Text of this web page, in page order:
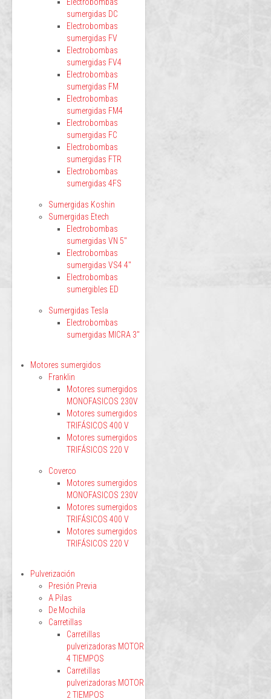
sumergidas DC
Electrobombas
sumergidas FV
Electrobombas
sumergidas FV4
Electrobombas
sumergidas FM
Electrobombas
sumergidas FM4
Electrobombas
sumergidas FC
Electrobombas
sumergidas FTR
Electrobombas
sumergidas 4FS
Sumergidas Koshin
Sumergidas Etech
Electrobombas
sumergidas VN 5"
Electrobombas
sumergidas VS4 4"
Electrobombas
sumergibles ED
Sumergidas Tesla
Electrobombas
sumergidas MICRA 3"
Motores sumergidos
Franklin
Motores sumergidos
MONOFASICOS 230V
Motores sumergidos
TRIFÁSICOS 400 V
Motores sumergidos
TRIFÁSICOS 220 V
Coverco
Motores sumergidos
MONOFASICOS 230V
Motores sumergidos
TRIFÁSICOS 400 V
Motores sumergidos
TRIFÁSICOS 220 V
Pulverización
Presión Previa
A Pilas
De Mochila
Carretillas
Carretillas
pulverizadoras MOTOR
4 TIEMPOS
Carretillas
pulverizadoras MOTOR
2 TIEMPOS